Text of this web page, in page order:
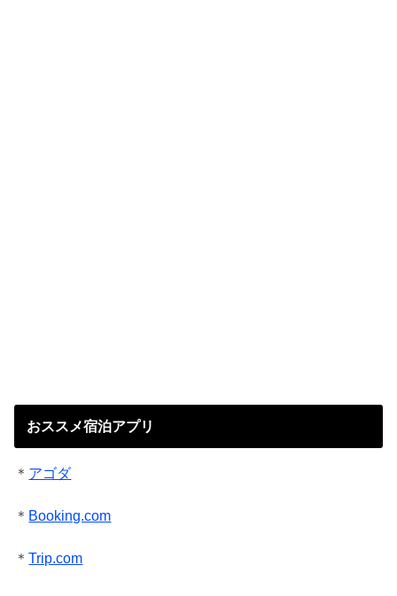
おススメ宿泊アプリ
＊ アゴダ
＊ Booking.com
＊Trip.com